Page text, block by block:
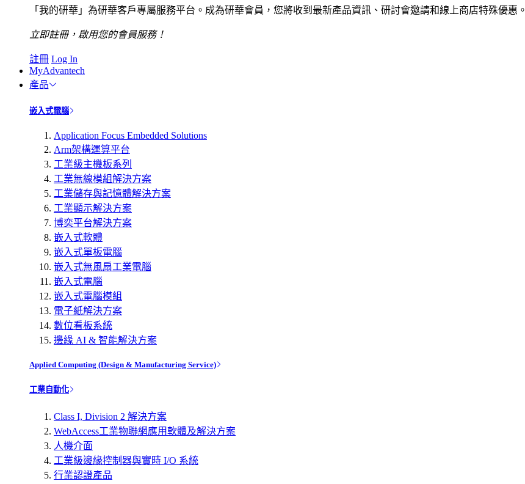
「我的研華」為研華客戶專屬服務平台。成為研華會員，您將收到最新產品資訊、研討會邀請和線上商店特殊優惠。
立即註冊，啟用您的會員服務！
註冊 Log In
MyAdvantech
產品
嵌入式電腦
Application Focus Embedded Solutions
Arm架構運算平台
工業級主機板系列
工業無線模組解決方案
工業儲存與記憶體解決方案
工業顯示解決方案
博奕平台解決方案
嵌入式軟體
嵌入式單板電腦
嵌入式無風扇工業電腦
嵌入式電腦
嵌入式電腦模組
電子紙解決方案
數位看板系統
邊緣 AI & 智能解決方案
Applied Computing (Design & Manufacturing Service)
工業自動化
Class I, Division 2 解決方案
WebAccess工業物聯網應用軟體及解決方案
人機介面
工業級邊緣控制器與實時 I/O 系統
行業認證產品